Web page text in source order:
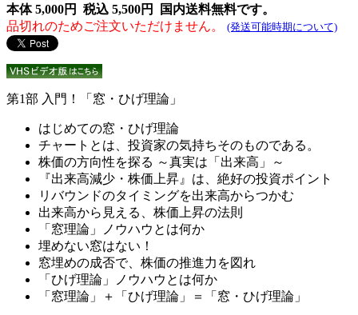
本体 5,000円 税込 5,500円
国内送料無料です。
品切れのためご注文いただけません。
(発送可能時期について)
第1部 入門！「窓・ひげ理論」
はじめての窓・ひげ理論
チャートとは、投資家の気持ちそのものである。
株価の方向性を探る ～真実は「出来高」～
『出来高減少・株価上昇』は、絶好の投資ポイント
リバウンドのタイミングを出来高からつかむ
出来高から見える、株価上昇の法則
「窓理論」ノウハウとは何か
埋めない窓はない！
窓埋めの成否で、株価の推進力を図れ
「ひげ理論」ノウハウとは何か
「窓理論」＋「ひげ理論」＝「窓・ひげ理論」